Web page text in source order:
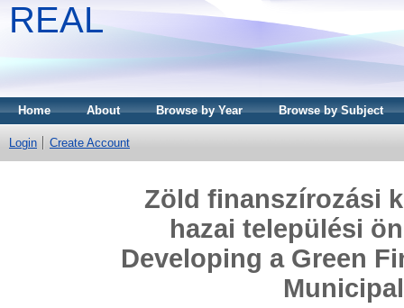
REAL
Home About Browse by Year Browse by Subject
Login Create Account
Zöld finanszírozási
hazai települési
Developing a Green